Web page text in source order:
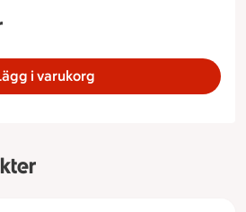
Pastasallad med kyckling,
i varukorg